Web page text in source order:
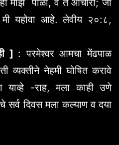
मी यहोवा आहे. लेवीय २०:८,
] : परमेश्वर आमचा मेंढपाळ
नेहमी घोषित करावे
याव्हे -राह, मला काही उणे
सर्व दिवस मला कल्याण व दया